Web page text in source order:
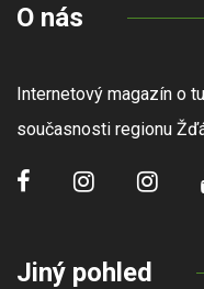
O nás
Internetový magazín o
současnosti regionu
Jiný pohled